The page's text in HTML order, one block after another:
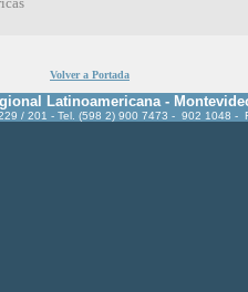
Volver a Portada
Latinoamericana -
/ 201 - Tel. (598 2) 900 7473 - 902 1048 -